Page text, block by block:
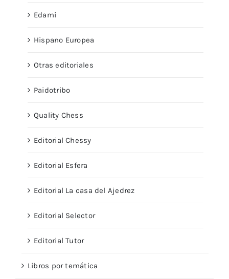
Edami
Hispano Europea
Otras editoriales
Paidotribo
Quality Chess
Editorial Chessy
Editorial Esfera
Editorial La casa del Ajedrez
Editorial Selector
Editorial Tutor
Libros por temática